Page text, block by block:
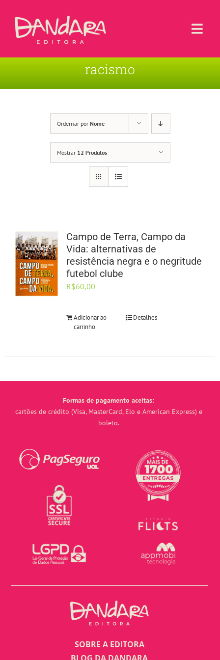
Sobre a Editora
racismo
Ordernar por Nome
Mostrar 12 Produtos
Campo de Terra, Campo da
Vida: alternativas de
resistência negra e o negritude
futebol clube
R$60,00
Adicionar ao
carrinho
Detalhes
Formas de pagamento aceitas:
cartões de crédito (Visa, MasterCard, Elo e American Express) e
boleto.
SOBRE A EDITORA
BLOG DA DANDARA